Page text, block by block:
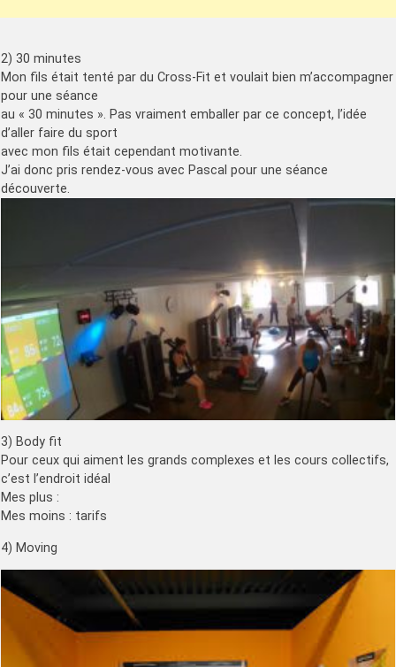
2) 30 minutes
Mon fils était tenté par du Cross-Fit et voulait bien m’accompagner
pour une séance
au « 30 minutes ». Pas vraiment emballer par ce concept, l’idée
d’aller faire du sport
avec mon fils était cependant motivante.
J’ai donc pris rendez-vous avec Pascal pour une séance
découverte.
3) Body fit
Pour ceux qui aiment les grands complexes et les cours collectifs,
c’est l’endroit idéal
Mes plus :
Mes moins : tarifs
4) Moving